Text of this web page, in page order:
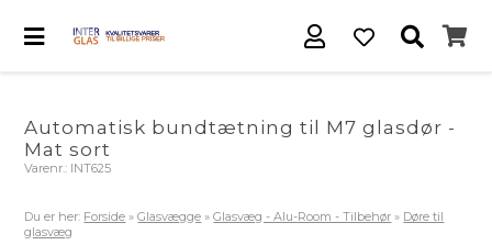
Automatisk bundtætning til M7 glasdør -
Mat sort
Varenr.: INT625
Du er her: Forside »Glasvægge »Glasvæg - Alu-Room - Tilbehør » Døre til
glasvæg